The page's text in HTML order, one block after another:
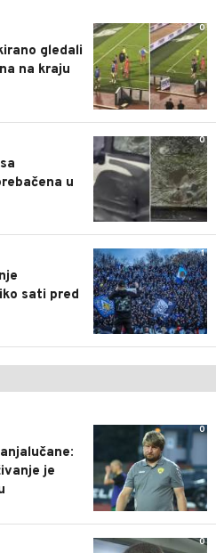
0
gledali
na kraju
0
u
1
sati pred
0
je
0